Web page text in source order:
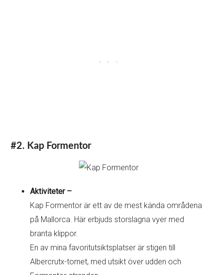
#2. Kap Formentor
Aktiviteter –
Kap Formentor är ett av de mest kända områdena
på Mallorca. Här erbjuds storslagna vyer med
branta klippor.
En av mina favoritutsiktsplatser är stigen till
Albercrutx-tornet, med utsikt över udden och